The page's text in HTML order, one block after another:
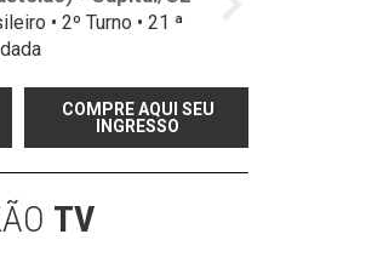
• 2º Turno • 21 ª
COMPRE AQUI SEU
INGRESSO
TV